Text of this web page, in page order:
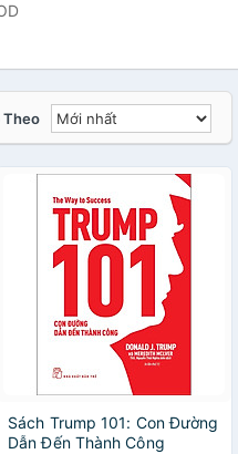
Theo
Sách Trump 101: Con Đường
Dẫn Đến Thành Công